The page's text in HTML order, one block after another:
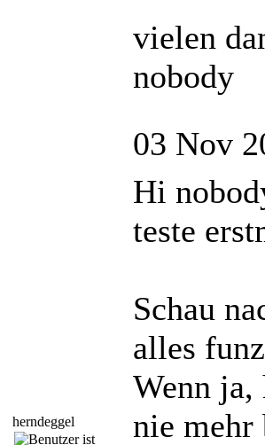
vielen
nobody
herndeggel
03 Nov
Hi
teste
Schau
alles
Wenn ja,
nie mehr